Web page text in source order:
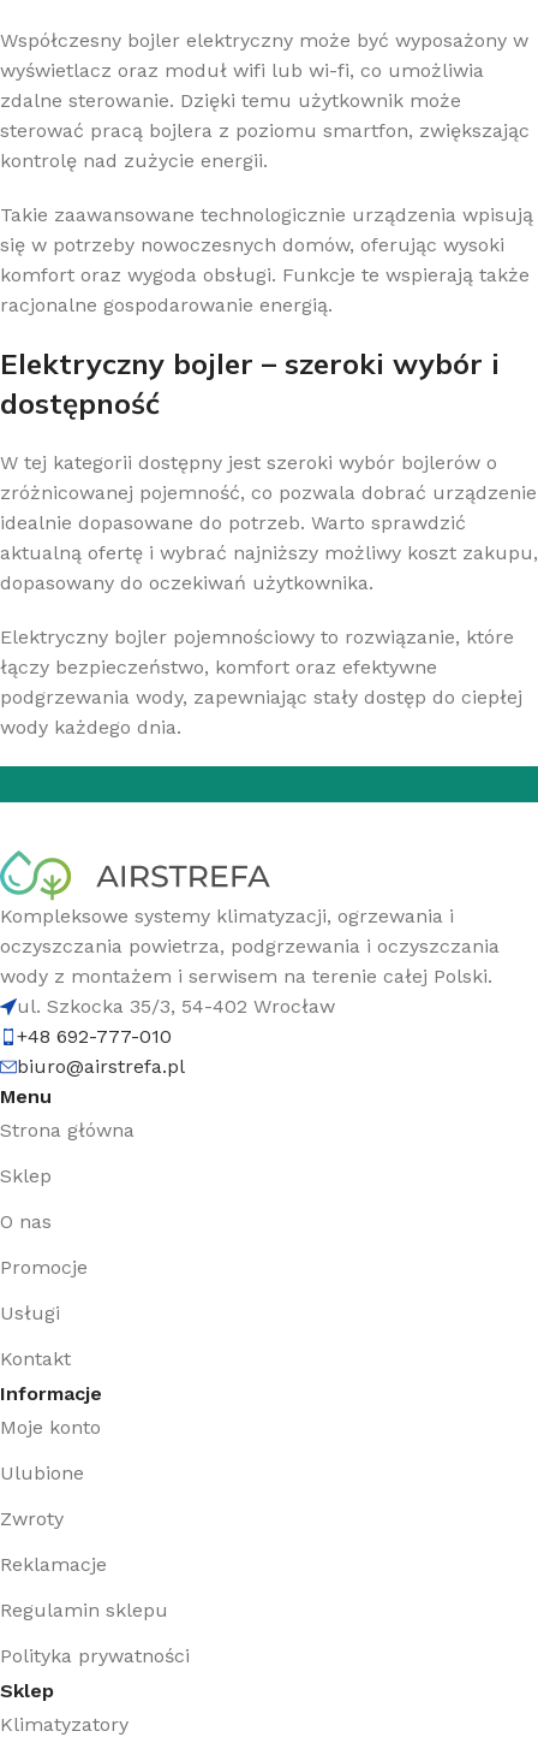
Współczesny bojler elektryczny może być wyposażony w
wyświetlacz oraz moduł wifi lub wi-fi, co umożliwia
zdalne sterowanie. Dzięki temu użytkownik może
sterować pracą bojlera z poziomu smartfon, zwiększając
kontrolę nad zużycie energii.
Takie zaawansowane technologicznie urządzenia wpisują
się w potrzeby nowoczesnych domów, oferując wysoki
komfort oraz wygoda obsługi. Funkcje te wspierają także
racjonalne gospodarowanie energią.
Elektryczny bojler – szeroki wybór i
dostępność
W tej kategorii dostępny jest szeroki wybór bojlerów o
zróżnicowanej pojemność, co pozwala dobrać urządzenie
idealnie dopasowane do potrzeb. Warto sprawdzić
aktualną ofertę i wybrać najniższy możliwy koszt zakupu,
dopasowany do oczekiwań użytkownika.
Elektryczny bojler pojemnościowy to rozwiązanie, które
łączy bezpieczeństwo, komfort oraz efektywne
podgrzewania wody, zapewniając stały dostęp do ciepłej
wody każdego dnia.
Kompleksowe systemy klimatyzacji, ogrzewania i
oczyszczania powietrza, podgrzewania i oczyszczania
wody z montażem i serwisem na terenie całej Polski.
ul. Szkocka 35/3, 54-402 Wrocław
+48 692-777-010
biuro@airstrefa.pl
Menu
Strona główna
Sklep
O nas
Promocje
Usługi
Kontakt
Informacje
Moje konto
Ulubione
Zwroty
Reklamacje
Regulamin sklepu
Polityka prywatności
Sklep
Klimatyzatory